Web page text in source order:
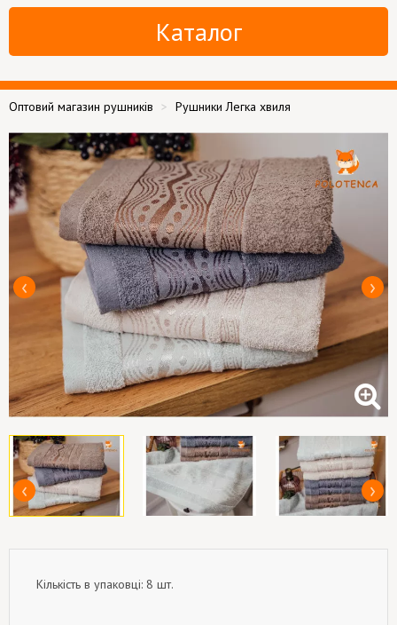
Каталог
Оптовий магазин рушників Рушники Легка хвиля
Кількість в упаковці: 8 шт.